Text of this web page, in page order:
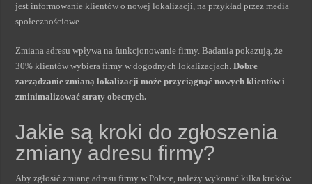
jest informowanie klientów o nowej lokalizacji, na przykład przez media
społecznościowe.
Zmiana adresu wpływa na funkcjonowanie firmy. Badania pokazują, że
30% klientów wybiera firmy w dogodnych lokalizacjach.Dobre
zarządzanie zmianą lokalizacji może przyciągnąć nowych klientów i
zminimalizować straty obecnych.
Jakie są kroki do zgłoszenia
zmiany adresu firmy?
Aby zgłosić zmianę adresu firmy w Polsce, należy wykonać kilka kroków